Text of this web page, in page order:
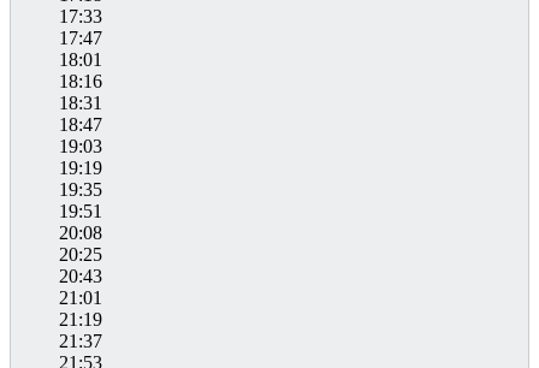
17:33
17:47
18:01
18:16
18:31
18:47
19:03
19:19
19:35
19:51
20:08
20:25
20:43
21:01
21:19
21:37
21:53